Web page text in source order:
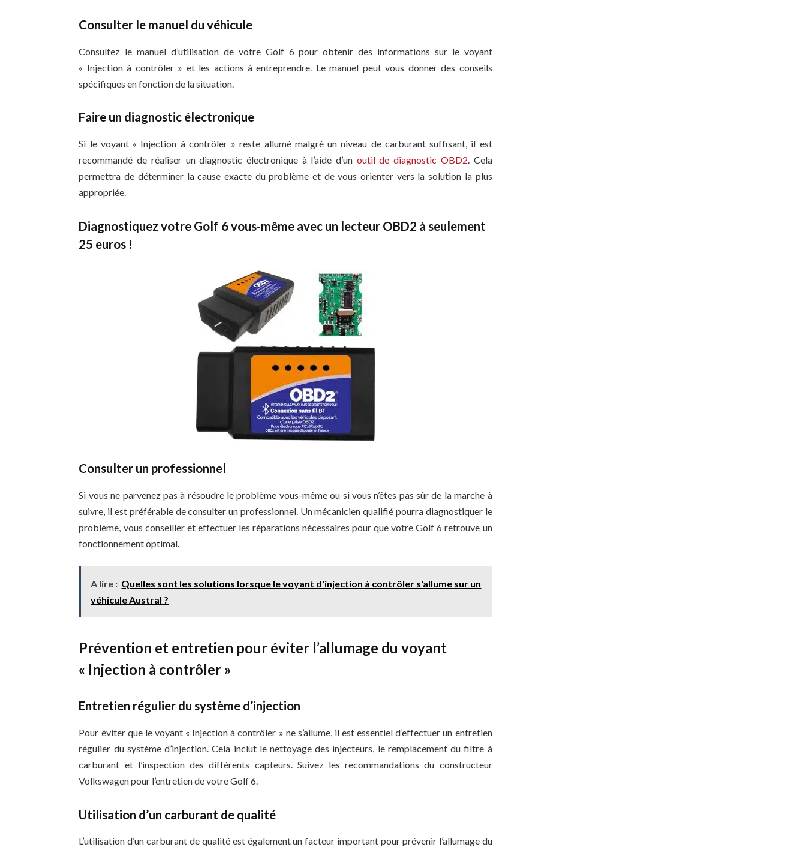
Consulter le manuel du véhicule
Consultez le manuel d’utilisation de votre Golf 6 pour obtenir des informations sur le voyant
« Injection à contrôler » et les actions à entreprendre. Le manuel peut vous donner des conseils
spécifiques en fonction de la situation.
Faire un diagnostic électronique
Si le voyant « Injection à contrôler » reste allumé malgré un niveau de carburant suffisant, il est
recommandé de réaliser un diagnostic électronique à l’aide d’un outil de diagnostic OBD2. Cela
permettra de déterminer la cause exacte du problème et de vous orienter vers la solution la plus
appropriée.
Diagnostiquez votre Golf 6 vous-même avec un lecteur OBD2 à seulement
25 euros !
Consulter un professionnel
Si vous ne parvenez pas à résoudre le problème vous-même ou si vous n’êtes pas sûr de la marche à
suivre, il est préférable de consulter un professionnel. Un mécanicien qualifié pourra diagnostiquer le
problème, vous conseiller et effectuer les réparations nécessaires pour que votre Golf 6 retrouve un
fonctionnement optimal.
A lire : Quelles sont les solutions lorsque le voyant d'injection à contrôler s'allume sur un
véhicule Austral ?
Prévention et entretien pour éviter l’allumage du voyant
« Injection à contrôler »
Entretien régulier du système d’injection
Pour éviter que le voyant « Injection à contrôler » ne s’allume, il est essentiel d’effectuer un entretien
régulier du système d’injection. Cela inclut le nettoyage des injecteurs, le remplacement du filtre à
carburant et l’inspection des différents capteurs. Suivez les recommandations du constructeur
Volkswagen pour l’entretien de votre Golf 6.
Utilisation d’un carburant de qualité
L’utilisation d’un carburant de qualité est également un facteur important pour prévenir l’allumage du